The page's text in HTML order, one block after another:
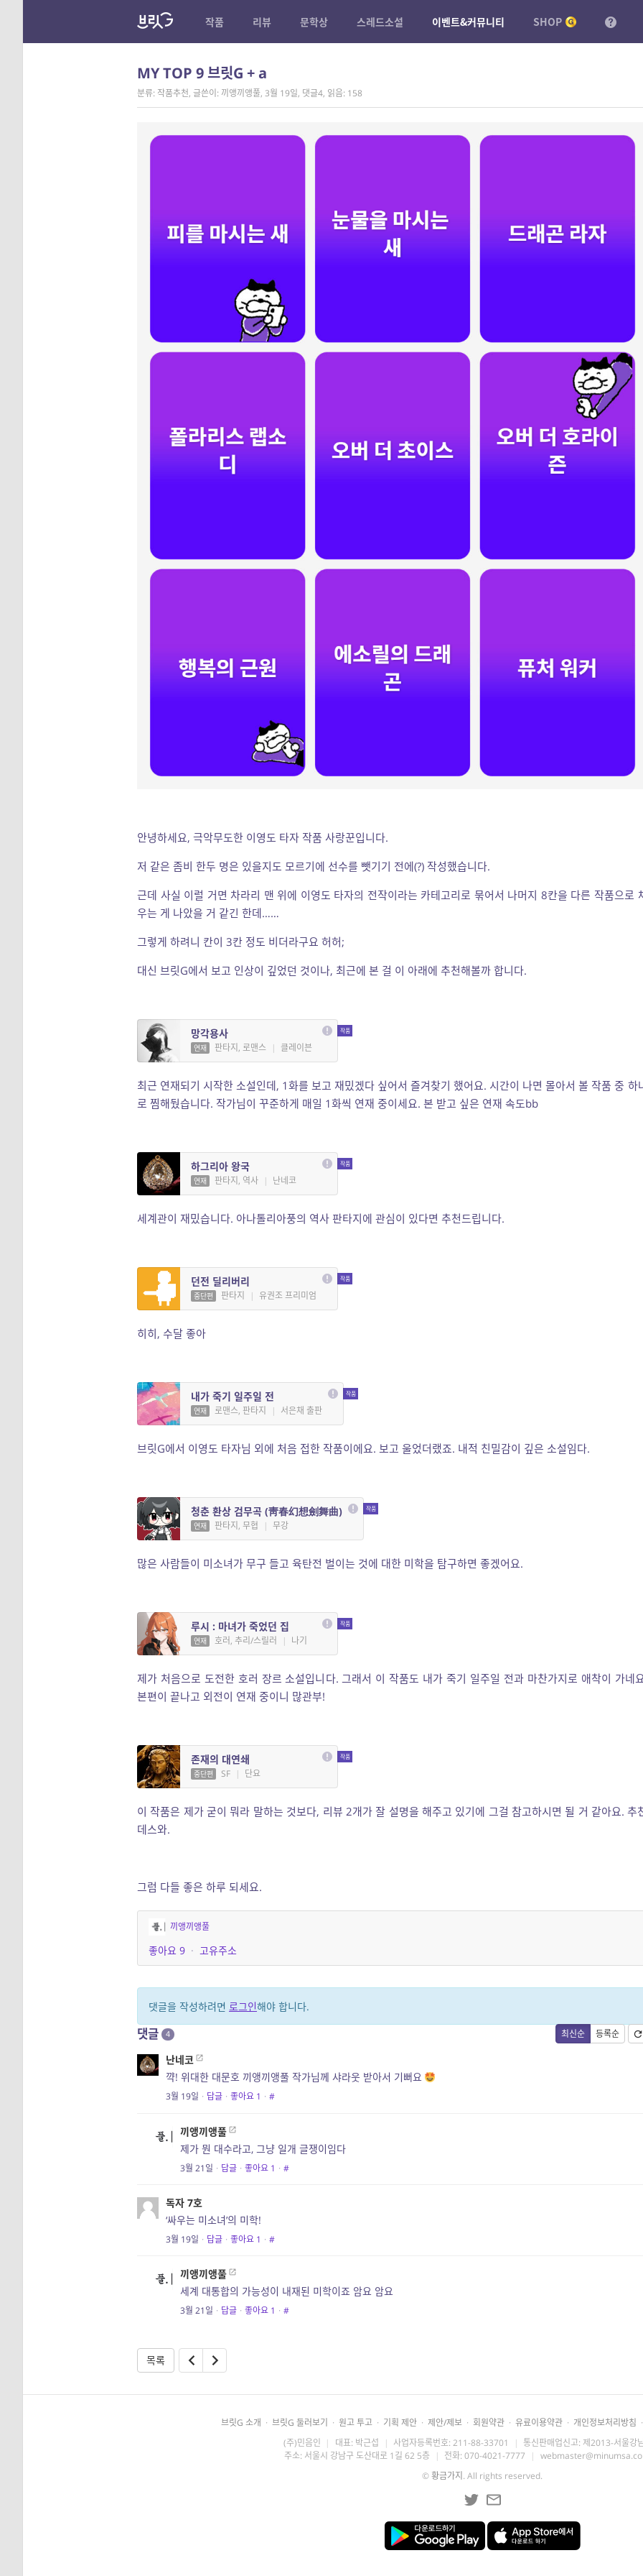
작품 리뷰 문학상 스레드소설 이벤트&커뮤니티 SHOP
MY TOP 9 브릿G + a
분류: 작품추천, 글쓴이: 끼앵끼앵풀, 3월 19일, 댓글4, 읽음: 158
안녕하세요, 극악무도한 이영도 타자 작품 사랑꾼입니다.
저 같은 좀비 한두 명은 있을지도 모르기에 선수를 뺏기기 전에(?) 작성했습니다.
근데 사실 이럴 거면 차라리 맨 위에 이영도 타자의 전작이라는 카테고리로 묶어서 나머지 8칸을 다른 작품으로
우는 게 나았을 거 같긴 한데……
그렇게 하려니 칸이 3칸 정도 비더라구요 허허;
대신 브릿G에서 보고 인상이 깊었던 것이나, 최근에 본 걸 이 아래에 추천해볼까 합니다.
망각용사
연재 판타지, 로맨스 | 클레이븐
최근 연재되기 시작한 소설인데, 1화를 보고 재밌겠다 싶어서 즐겨찾기 했어요. 시간이 나면 몰아서 볼 작품 중 하
로 찜해뒀습니다. 작가님이 꾸준하게 매일 1화씩 연재 중이세요. 본 받고 싶은 연재 속도bb
하그리아 왕국
연재 판타지, 역사 | 난네코
세계관이 재밌습니다. 아나톨리아풍의 역사 판타지에 관심이 있다면 추천드립니다.
던전 딜리버리
중단편 판타지 | 유권조 프리미엄
히히, 수달 좋아
내가 죽기 일주일 전
연재 로맨스, 판타지 | 서은채 출판
브릿G에서 이영도 타자님 외에 처음 접한 작품이에요. 보고 울었더랬죠. 내적 친밀감이 깊은 소설임다.
청춘 환상 검무곡 (靑春幻想劍舞曲)
연재 판타지, 무협 | 무강
많은 사람들이 미소녀가 무구 들고 육탄전 벌이는 것에 대한 미학을 탐구하면 좋겠어요.
루시 : 마녀가 죽었던 집
연재 호러, 추리/스릴러 | 나기
제가 처음으로 도전한 호러 장르 소설입니다. 그래서 이 작품도 내가 죽기 일주일 전과 마찬가지로 애착이 가네
본편이 끝나고 외전이 연재 중이니 많관부!
존재의 대연쇄
중단편 SF | 단요
이 작품은 제가 굳이 뭐라 말하는 것보다, 리뷰 2개가 잘 설명을 해주고 있기에 그걸 참고하시면 될 거 같아요. 추
데스와.
그럼 다들 좋은 하루 되세요.
끼앵끼앵풀
좋아요 9 · 고유주소
댓글을 작성하려면 로그인해야 합니다.
최신순 등록순
댓글 4
난네코
꺅! 위대한 대문호 끼앵끼앵풀 작가님께 샤라웃 받아서 기뻐요
3월 19일 · 답글 · 좋아요 1 · #
끼앵끼앵풀
제가 뭔 대수라고, 그냥 일개 글쟁이임다
3월 21일 · 답글 · 좋아요 1 · #
독자 7호
‘싸우는 미소녀’의 미학!
3월 19일 · 답글 · 좋아요 1 · #
끼앵끼앵풀
세계 대통합의 가능성이 내재된 미학이죠 암요 암요
3월 21일 · 답글 · 좋아요 1 · #
목록
브릿G 소개 · 브릿G 둘러보기 · 원고 투고 · 기획 제안 · 제안/제보 · 회원약관 · 유료이용약관 · 개인정보처리방침 ·
(주)민음인 | 대표: 박근섭 | 사업자등록번호: 211-88-33701 | 통신판매업신고: 제2013-서울강
주소: 서울시 강남구 도산대로 1길 62 5층 | 전화: 070-4021-7777 |
©황금가지 . All rights reserved.